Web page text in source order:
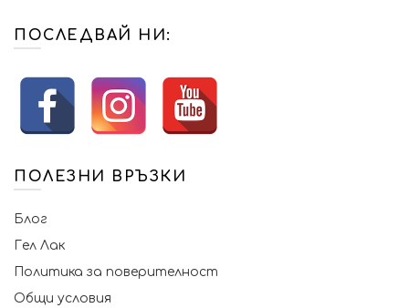
ПОСЛЕДВАЙ НИ:
ПОЛЕЗНИ ВРЪЗКИ
Блог
Гел Лак
Политика за поверителност
Общи условия